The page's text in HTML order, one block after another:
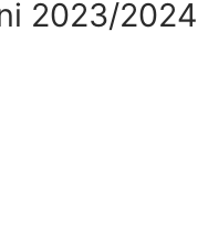
2023/2024